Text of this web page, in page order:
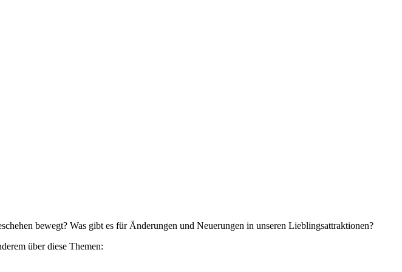
bewegt? Was gibt es für Änderungen und Neuerungen in unseren Lieblingsattraktionen?
über diese Themen: